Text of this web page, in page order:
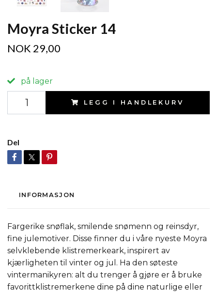
Moyra Sticker 14
NOK 29,00
på lager
LEGG I HANDLEKURV
Del
INFORMASJON
Fargerike snøflak, smilende snømenn og reinsdyr,
fine julemotiver. Disse finner du i våre nyeste Moyra
selvklebende klistremerkeark, inspirert av
kjærligheten til vinter og jul. Ha den søteste
vintermanikyren: alt du trenger å gjøre er å bruke
favorittklistremerkene dine på dine naturlige eller